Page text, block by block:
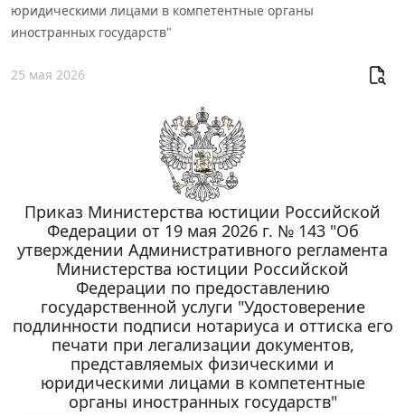
юридическими лицами в компетентные органы
иностранных государств"
25 мая 2026
Приказ Министерства юстиции Российской
Федерации от 19 мая 2026 г. № 143 "Об
утверждении Административного регламента
Министерства юстиции Российской
Федерации по предоставлению
государственной услуги "Удостоверение
подлинности подписи нотариуса и оттиска его
печати при легализации документов,
представляемых физическими и
юридическими лицами в компетентные
органы иностранных государств"